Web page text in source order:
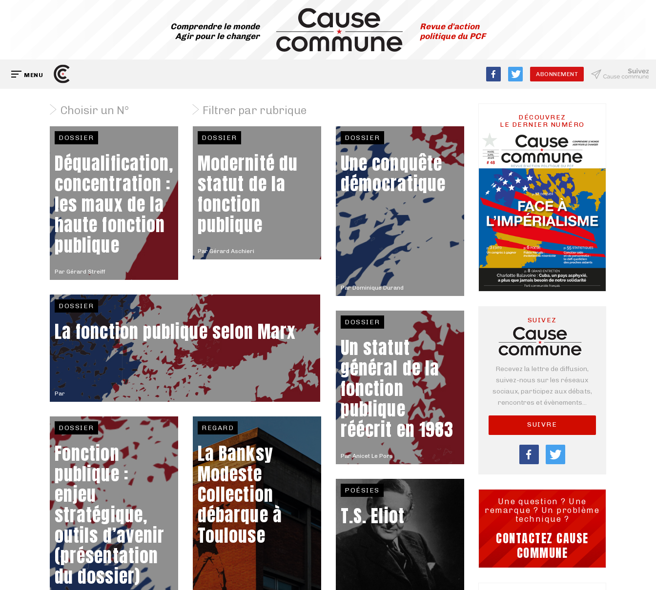
Comprendre le monde
Agir pour le changer
Revue d'action
politique du PCF
MENU ABONNEMENT
Choisir un N° Filtrer par rubrique
Par Gérard Streiff
DOSSIER
Déqualification,
concentration :
les maux de la
haute fonction
publique ParGérard Aschieri
DOSSIER
Modernité du
statut de la
fonction
publique
ParDominique Durand
DOSSIER
Une conquête
démocratique
Par
DOSSIER
La fonction publique selon Marx
ParAnicet Le Pors
DOSSIER
Un statut
général de la
fonction
publique
réécrit en 1983
DOSSIER
Fonction
publique :
enjeu
stratégique,
outils d’avenir
(présentation
du dossier)
REGARD
La Banksy
Modeste
Collection
débarque à
Toulouse
POÉSIES
T.S. Eliot
DÉCOUVREZ
LE DERNIER NUMÉRO
SUIVEZ
Recevez la lettre de diffusion,
suivez-nous sur les réseaux
sociaux, participez aux débats,
rencontres et évènements...
SUIVRE
Une question ? Une
remarque ? Un problème
technique ?
CONTACTEZ CAUSE
COMMUNE